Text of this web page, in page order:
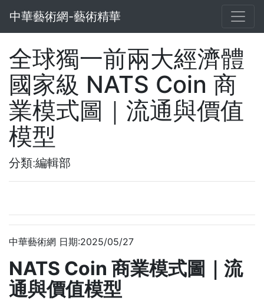
中華藝術網-藝術精華
全球獨一前兩大經濟體
國家級 NATS Coin 商
業模式圖｜流通與價值
模型
分類:編輯部
中華藝術網 日期:2025/05/27
NATS Coin 商業模式圖｜流
通與價值模型